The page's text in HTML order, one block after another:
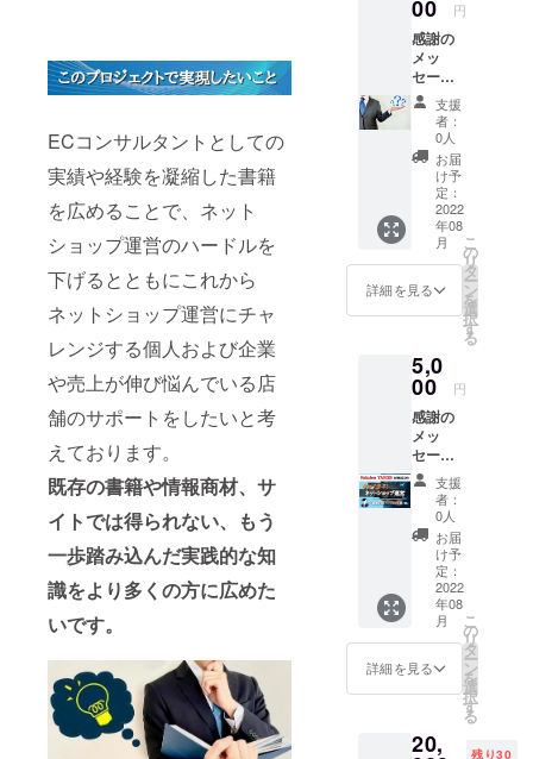
ECコンサルタントとしての
実績や経験を凝縮した書籍
を広めることで、ネット
ショップ運営のハードルを
下げるとともにこれから
ネットショップ運営にチャ
レンジする個人および企業
や売上が伸び悩んでいる店
舗のサポートをしたいと考
えております。
既存の書籍や情報商材、サ
イトでは得られない、もう
一歩踏み込んだ実践的な知
識をより多くの方に広めた
いです。
店舗を売上
アップへと
導きます。
店舗開設し
たばかりの
初心者から
運営歴が長
いエキス
パートまで
お気軽にご
参加下さい
ませ。
ネット
ショップに
携わる方々
とのご縁を
大切にし、
末永くお付
き合いさせ
て頂けます
す。
00 円
感謝の
メッ
セージ
と共
に、EC
コンサ
ルタン
トが
ネット
ショッ
プ運営
に関す
るご質
問に一
つ回答
致しま
質問に
対して
一回ま
での回
答とさ
せて頂
きま
す。
【ご提
供方
法】
メール
【納品
日】ご
質問を
頂いて
から1～
支援
者：
0人
お届
け予
定：
2022
年08
月
詳細を見る
こ
の
リ
タ
ー
ン
を
選
択
す
る
5,0
00 円
感謝の
メッ
セージ
と共
に、売
上アッ
プのた
めの
ネット
ショッ
プ運営
ノウハ
ウをお
まとめ
した教
材（販
定して
支援
者：
0人
お届
け予
定：
2022
年08
月
詳細を見る
こ
の
リ
タ
ー
ン
を
選
択
す
る
20, 残り30